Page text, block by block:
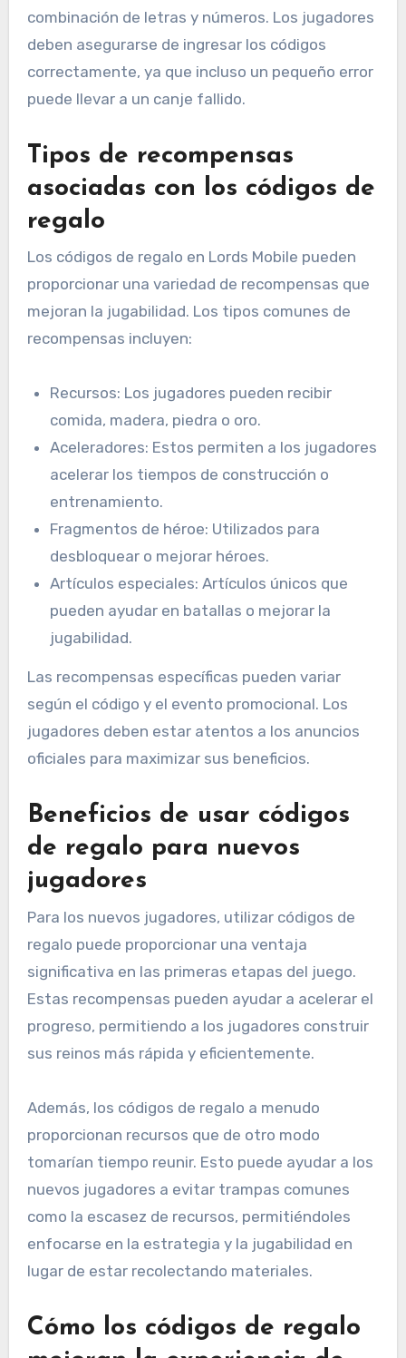
combinación de letras y números. Los jugadores
deben asegurarse de ingresar los códigos
correctamente, ya que incluso un pequeño error
puede llevar a un canje fallido.
Tipos de recompensas
asociadas con los códigos de
regalo
Los códigos de regalo en Lords Mobile pueden
proporcionar una variedad de recompensas que
mejoran la jugabilidad. Los tipos comunes de
recompensas incluyen:
Recursos: Los jugadores pueden recibir
comida, madera, piedra o oro.
Aceleradores: Estos permiten a los jugadores
acelerar los tiempos de construcción o
entrenamiento.
Fragmentos de héroe: Utilizados para
desbloquear o mejorar héroes.
Artículos especiales: Artículos únicos que
pueden ayudar en batallas o mejorar la
jugabilidad.
Las recompensas específicas pueden variar
según el código y el evento promocional. Los
jugadores deben estar atentos a los anuncios
oficiales para maximizar sus beneficios.
Beneficios de usar códigos
de regalo para nuevos
jugadores
Para los nuevos jugadores, utilizar códigos de
regalo puede proporcionar una ventaja
significativa en las primeras etapas del juego.
Estas recompensas pueden ayudar a acelerar el
progreso, permitiendo a los jugadores construir
sus reinos más rápida y eficientemente.
Además, los códigos de regalo a menudo
proporcionan recursos que de otro modo
tomarían tiempo reunir. Esto puede ayudar a los
nuevos jugadores a evitar trampas comunes
como la escasez de recursos, permitiéndoles
enfocarse en la estrategia y la jugabilidad en
lugar de estar recolectando materiales.
Cómo los códigos de regalo